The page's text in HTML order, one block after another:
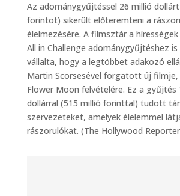
Az adománygyűjtéssel 26 millió
forintot) sikerült előteremteni a
élelmezésére. A filmsztár a
All in Challenge adománygyűjtéshez
vállalta, hogy a legtöbbet adakozó
Martin Scorsesével forgatott új filmje,
Flower Moon felvételére. Ez a gyűjtés
dollárral (515 millió forinttal) tudott
szervezeteket, amelyek élelemmel
rászorulókat. (The Hollywood